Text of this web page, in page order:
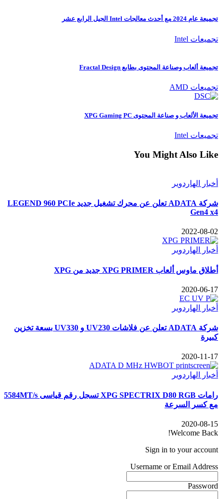
تجميعة عام 2024 مع أحدث معالجات Intel الجيل الرابع عشر
تجميعات Intel
تجميعة ألعاب وصناعة المحتوى بطابع Fractal Design
تجميعات AMD
تجميعة الألعاب و صناعة المحتوى XPG Gaming PC
تجميعات Intel
You Might Also Like
أخبار الهاردوير
شركة ADATA تعلن عن محرك تشغيل جديد LEGEND 960 PCIe
Gen4 x4
2022-08-02
أخبار الهاردوير
أطلاق ماوس ألعاب XPG PRIMER جديد من XPG
2020-06-17
أخبار الهاردوير
شركة ADATA تعلن عن فلاشات UV230 و UV330 بسعة تخزين
كبيرة
2020-11-17
أخبار الهاردوير
رامات XPG SPECTRIX D80 RGB تسجل رقم قياسى 5584MT/s
مع كسر السرعة
2020-08-15
Welcome Back!
Sign in to your account
Username or Email Address
Password